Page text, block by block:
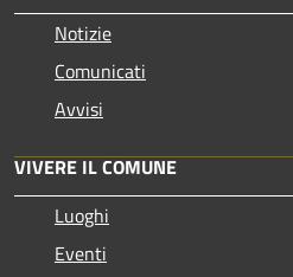
Notizie
Comunicati
Avvisi
VIVERE IL COMUNE
Luoghi
Eventi